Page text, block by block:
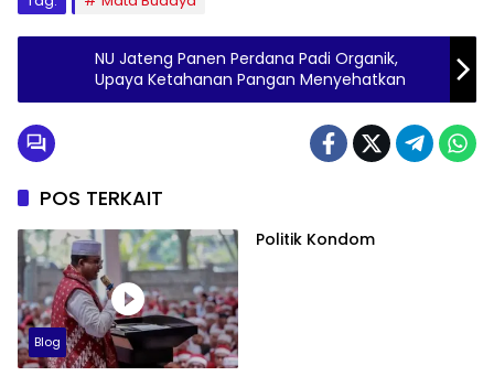
NU Jateng Panen Perdana Padi Organik,
Upaya Ketahanan Pangan Menyehatkan
POS TERKAIT
Blog
Politik Kondom